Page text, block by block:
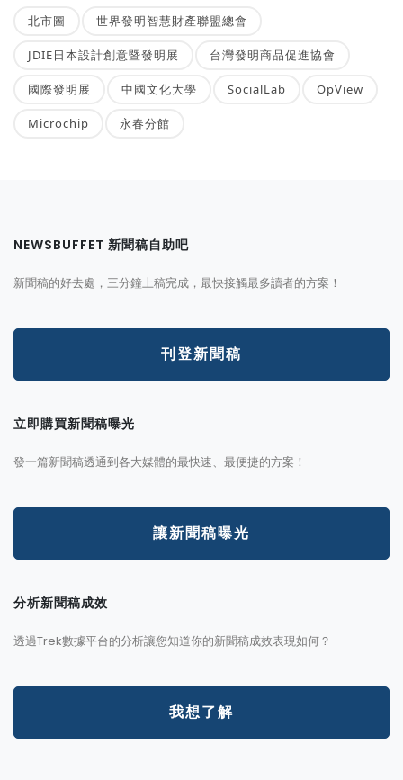
北市圖 世界發明智慧財產聯盟總會
JDIE日本設計創意暨發明展 台灣發明商品促進協會
國際發明展 中國文化大學 SocialLab OpView
Microchip 永春分館
NEWSBUFFET 新聞稿自助吧
新聞稿的好去處，三分鐘上稿完成，最快接觸最多讀者的方案！
刊登新聞稿
立即購買新聞稿曝光
發一篇新聞稿透通到各大媒體的最快速、最便捷的方案！
讓新聞稿曝光
分析新聞稿成效
透過Trek數據平台的分析讓您知道你的新聞稿成效表現如何？
我想了解